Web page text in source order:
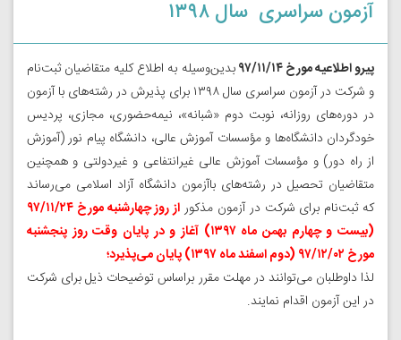
آزمون‌ سراسری‌ ‌ سال‌ ۱۳۹۸
پیرو اطلاعیه مورخ ۹۷/۱۱/۱۴
بدین‌وسیله‌ به ‌اطلاع‌ کلیه‌ متقاضیان‌ ثبت‌نام‌
و شرکت‌ در آزمون‌ سراسری‌ سال ۱۳۹۸ برای‌ پذیرش در رشته‌های با آزمون
در دوره‌های‌ روزانه، نوبت دوم «شبانه»، نیمه‌حضوری، مجازی، پردیس
خودگردان دانشگاه‌ها و مؤسسات‌ آموزش‌ عالی، دانشگاه‌ پیام‌ نور (آموزش‌
از راه‌ دور) و مؤسسات‌ آموزش‌ عالی‌ غیرانتفاعی‌ و غیردولتی‌ و همچنین
متقاضیان تحصیل در رشته‌های باآزمون دانشگاه آزاد اسلامی می‌رساند
که‌ ثبت‌نام‌ برای‌ شرکت‌ در آزمون‌ مذکور
از روز چهارشنبه مورخ ۹۷/۱۱/۲۴
(بیست و چهارم‌ بهمن ماه ۱۳۹۷) آغاز و در پایان‌ وقت‌ روز پنجشنبه
مورخ ۹۷/۱۲/۰۲ (دوم اسفند ماه‌ ۱۳۹۷) پایان‌ می‌پذیرد؛
لذا داوطلبان‌ می‌توانند در مهلت‌ مقرر براساس توضیحات ذیل برای شرکت
در این آزمون اقدام نمایند.